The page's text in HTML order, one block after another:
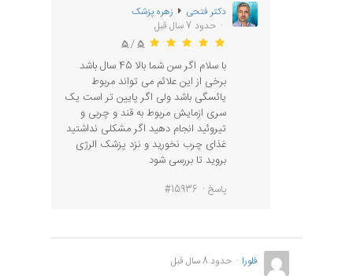
دکتر فتحی
زهره پزشک
حدود 7 سال قبل
5
/
5
با سلام اگر سن شما بالا 45 سال باشد
برخی از این علائم می تواند مربوط
یائسگی باشد ولی اگر پایین تر است یک
سری ازمایش مربوط به قند و چربی و
تیروئید انجام دهید اگر مشکلی نداشتید
غذای چرب نخورید و نزد پزشک الرژی
بروید تا بررسی شود
پاسخ #15936
فلورا حدود 8 سال قبل